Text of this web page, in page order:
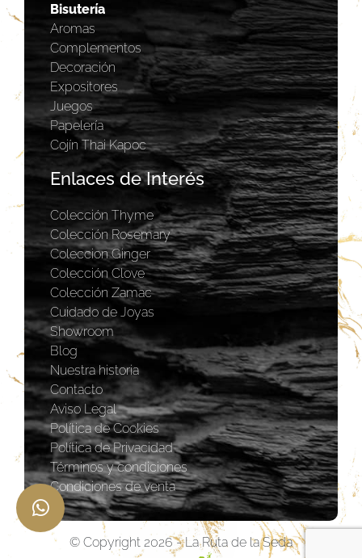
Bisutería
Aromas
Complementos
Decoración
Expositores
Juegos
Papelería
Cojín Thai Kapoc
Enlaces de Interés
Colección Thyme
Colección Rosemary
Coleccion Ginger
Colección Clove
Colección Zamac
Cuidado de Joyas
Showroom
Blog
Nuestra historia
Contacto
Aviso Legal
Política de Cookies
Política de Privacidad
Términos y condiciones
Condiciones de venta
© Copyright 2026 - La Ruta de la Seda